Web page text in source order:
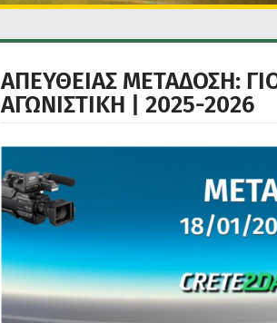
ΑΠΕΥΘΕΙΑΣ ΜΕΤΑΔΟΣΗ:
ΑΓΩΝΙΣΤΙΚΗ | 2025-2026